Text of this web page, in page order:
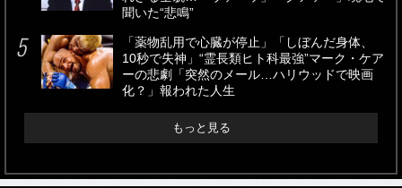
聞いた“悲鳴”
「薬物乱用で心臓が停止」「しぼんだ身体、
10秒で失神」“霊長類ヒト科最強”マーク・ケア
ーの悲劇「突然のメール…ハリウッドで映画
化？」報われた人生
もっと見る